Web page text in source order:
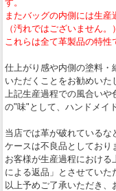
す。
またバッグの内側には生産
（汚れではございません。）
これらは全て革製品の特性
仕上がり感や内側の塗料・
いただくことをお勧めいた
上記生産過程での風合いや
の"味"として、ハンドメイ
当店では革が破れている
ケースは不良品としており
お客様が生産過程におけ
による返品」とさせていた
以上予めご了承いただき